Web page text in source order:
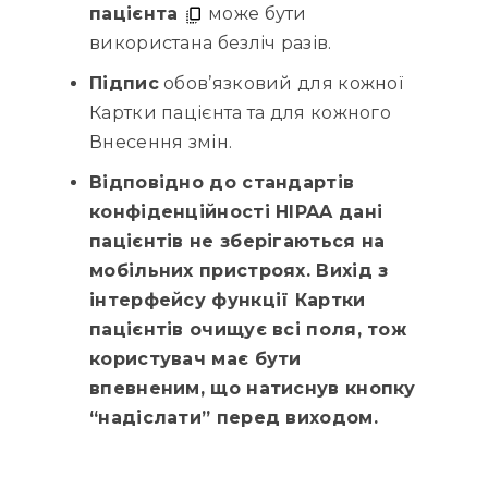
пацієнта
може бути
використана безліч разів.
Підписобов’язковий для кожної
Картки пацієнта та для кожного
Внесення змін.
Відповідно до стандартів
конфіденційності HIPAA дані
пацієнтів не зберігаються на
мобільних пристроях. Вихід з
інтерфейсу функції Картки
пацієнтів очищує всі поля, тож
користувач має бути
впевненим, що натиснув кнопку
“надіслати” перед виходом.